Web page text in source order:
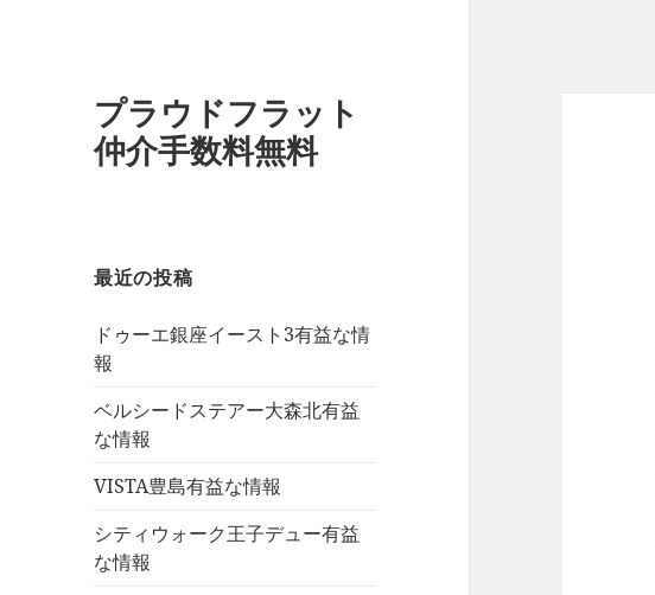
プラウドフラット
仲介手数料無料
最近の投稿
ドゥーエ銀座イースト3有益な情
報
ベルシードステアー大森北有益
な情報
VISTA豊島有益な情報
シティウォーク王子デュー有益
な情報